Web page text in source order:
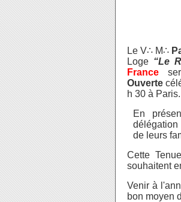
Le V∴ M∴
Loge “Le
France
Ouverte
h 30 à Paris.
En
délégation
de leurs
Cette
souhaitent
Venir à
bon moyen